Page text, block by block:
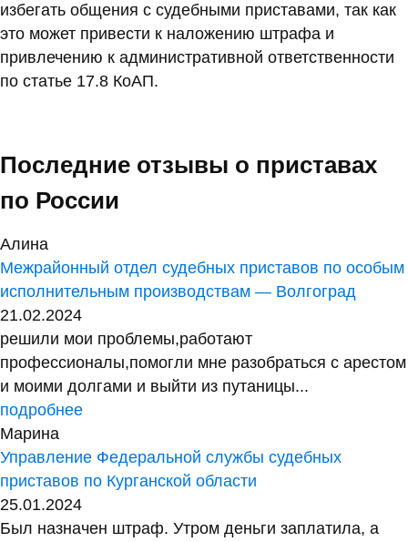
избегать общения с судебными приставами, так как
это может привести к наложению штрафа и
привлечению к административной ответственности
по статье 17.8 КоАП.
Последние отзывы о приставах
по России
Алина
Межрайонный отдел судебных приставов по особым
исполнительным производствам — Волгоград
21.02.2024
решили мои проблемы,работают
профессионалы,помогли мне разобраться с арестом
и моими долгами и выйти из путаницы...
подробнее
Марина
Управление Федеральной службы судебных
приставов по Курганской области
25.01.2024
Был назначен штраф. Утром деньги заплатила, а